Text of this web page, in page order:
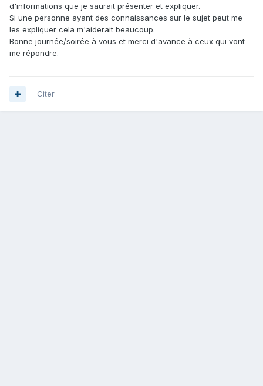
d'informations que je saurait présenter et expliquer.
Si une personne ayant des connaissances sur le sujet peut me
les expliquer cela m'aiderait beaucoup.
Bonne journée/soirée à vous et merci d'avance à ceux qui vont
me répondre.
Citer